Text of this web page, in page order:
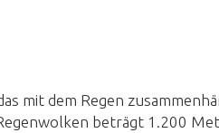
mit dem Regen
beträgt 1.200